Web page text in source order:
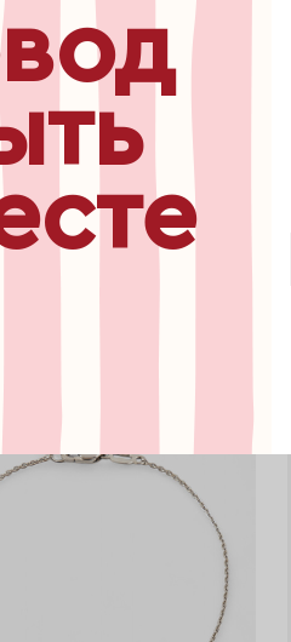
you
₽
−30%
онлайн